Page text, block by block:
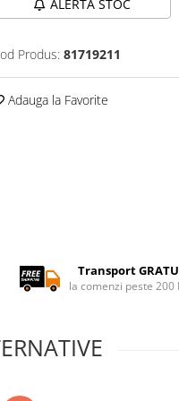
ALERTA STOC
Produs: 81719211
Adauga la Favorite
Transport
la comenzi peste 200